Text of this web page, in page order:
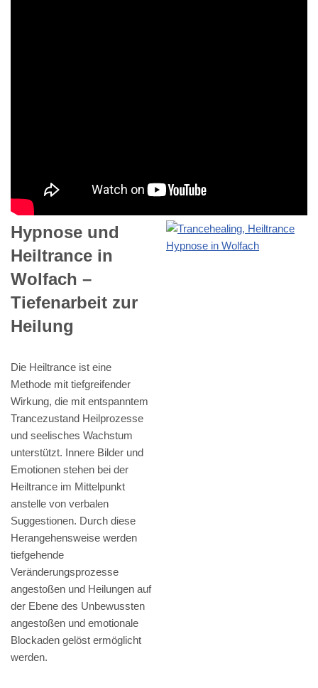
Hypnose und
Heiltrance in
Wolfach –
Tiefenarbeit zur
Heilung
Die Heiltrance ist eine
Methode mit tiefgreifender
Wirkung, die mit entspanntem
Trancezustand Heilprozesse
und seelisches Wachstum
unterstützt. Innere Bilder und
Emotionen stehen bei der
Heiltrance im Mittelpunkt
anstelle von verbalen
Suggestionen. Durch diese
Herangehensweise werden
tiefgehende
Veränderungsprozesse
angestoßen und Heilungen auf
der Ebene des Unbewussten
angestoßen und emotionale
Blockaden gelöst ermöglicht
werden.